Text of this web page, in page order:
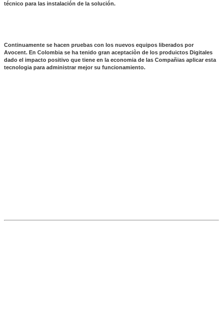
técnico para las instalación de la solución.
Continuamente se hacen pruebas con los nuevos equipos liberados por
Avocent. En Colombia se ha tenido gran aceptaciòn de los produictos Digitales
dado el impacto positivo que tiene en la economia de las Compañias aplicar esta
tecnologia para administrar mejor su funcionamiento.